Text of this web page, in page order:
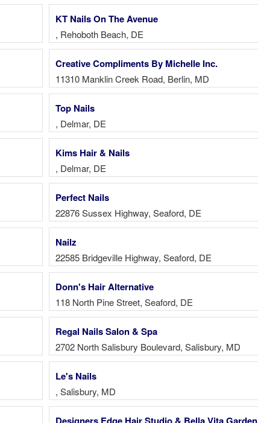
KT Nails On The Avenue
, Rehoboth Beach, DE
Creative Compliments By Michelle Inc.
11310 Manklin Creek Road, Berlin, MD
Top Nails
, Delmar, DE
Kims Hair & Nails
, Delmar, DE
Perfect Nails
22876 Sussex Highway, Seaford, DE
Nailz
22585 Bridgeville Highway, Seaford, DE
Donn's Hair Alternative
118 North Pine Street, Seaford, DE
Regal Nails Salon & Spa
2702 North Salisbury Boulevard, Salisbury, MD
Le's Nails
, Salisbury, MD